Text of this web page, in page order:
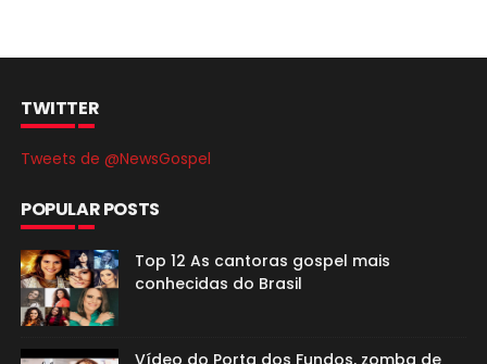
TWITTER
Tweets de @NewsGospel
POPULAR POSTS
Top 12 As cantoras gospel mais
conhecidas do Brasil